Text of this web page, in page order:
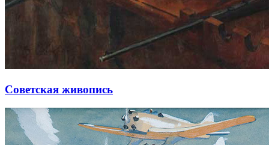
Советская живопись